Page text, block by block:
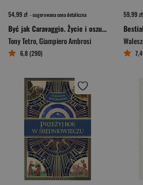
54,99 zł - sugerowana cena detaliczna
Być jak Caravaggio. Życie i oszustwa genialnego fałszerza dzieł sztuki
Tony Tetro,Giampiero Ambrosi
6,8 (290)
59,99 zł